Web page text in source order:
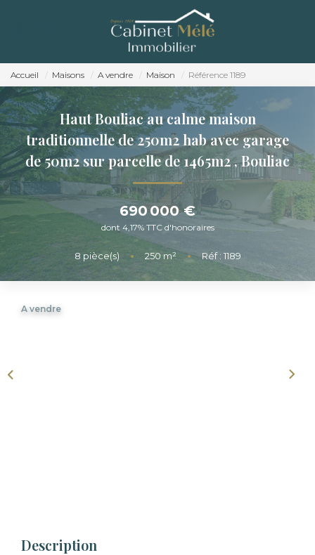
ACCUEIL
ACHETER
ESTIMER
NOTRE AGENCE
RECRUTEMENT
CONTACT
Accueil Maisons A vendre Maison Référence 1189
Haut Bouliac au calme maison
traditionnelle de 250m2 hab avec garage
de 50m2 sur parcelle de 1465m2,Bouliac
690 000 €
dont 4,17% TTC d'honoraires
8pièce(s) • 250 m² • Réf : 1189
A vendre
Description